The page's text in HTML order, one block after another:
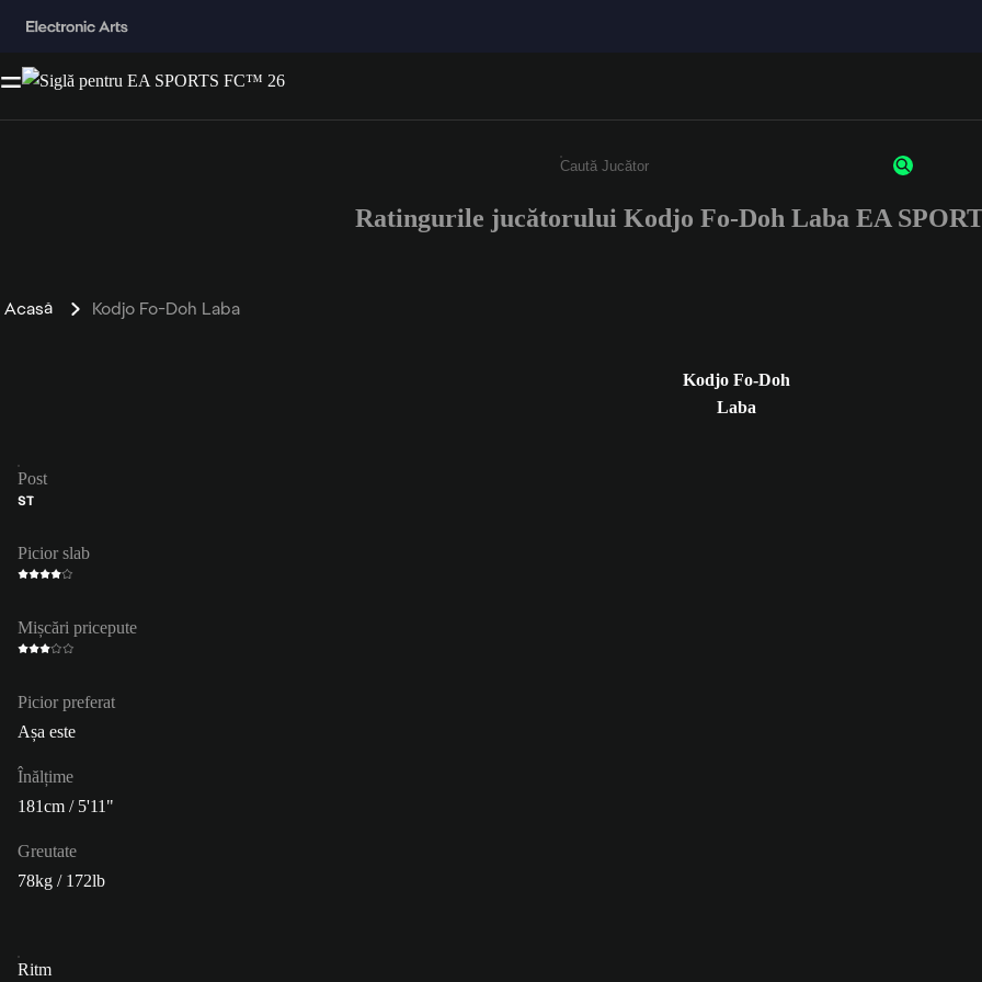
Enter a minimum of 3 characters or numbers
Ratingurile jucătorului Kodjo Fo-Doh Laba EA
Acasă Kodjo Fo-Doh Laba
Kodjo Fo-Doh
Laba
Post
ST
Picior slab
Mișcări pricepute
Picior preferat
Așa este
Înălțime
181cm / 5'11"
Greutate
78kg / 172lb
Ritm